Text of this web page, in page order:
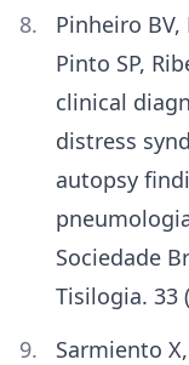
Pinheiro BV,
Pinto SP,
clinical
distress
autopsy
Sociedade
Tisilogia. 33
Sarmiento